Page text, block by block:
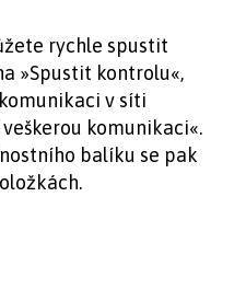
rychle spustit
»Spustit kontrolu«,
v síti
komunikaci«.
balíku se pak